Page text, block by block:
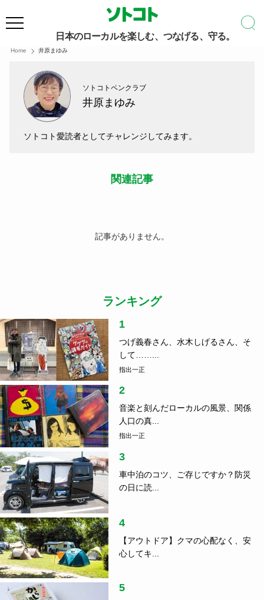
日本のローカルを楽しむ、つなげる、守る。
Home 井原まゆみ
ソトコトペンクラブ
井原まゆみ
ソトコト愛読者としてチャレンジしてみます。
関連記事
記事がありません。
ランキング
1
つげ義春さん、水木しげるさん、そ
して……...
指出一正
2
音楽と刻んだローカルの風景、関係
人口の真...
指出一正
3
車中泊のコツ、ご存じですか？防災
の日に読...
4
【アウトドア】クマの心配なく、安
心してキ...
5